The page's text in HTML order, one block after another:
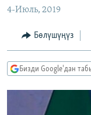
ЭКОНОМИКА
МАДАНИЯТ
БОРБОР АЗИЯ
АТАЙЫН ИЛИКТӨӨ
ТВ
ЭКСПЕРТТЕР
БИЗ ЖАНА ДҮЙНӨ
ӨЗГӨЧӨ ПИКИР
Русский
4-Июль, 2019
Бөлүшүңүз
Бизди Google'дан